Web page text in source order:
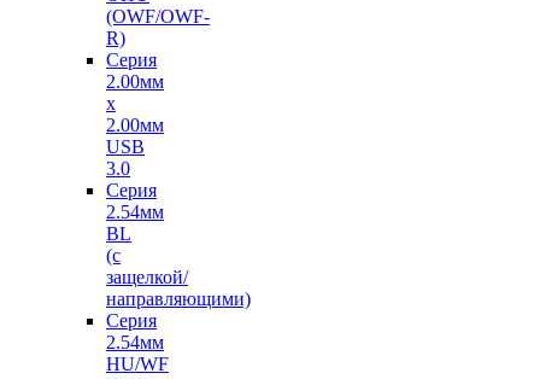
(OWF/OWF-
R)
Серия
2.00мм
x
2.00мм
USB
3.0
Серия
2.54мм
BL
(с
защелкой/
направляющими)
Серия
2.54мм
HU/WF